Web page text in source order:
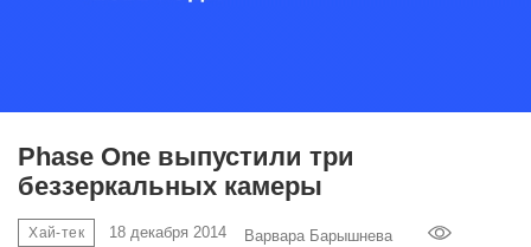
Phase One выпустили три
беззеркальных камеры
Хай-тек 18 декабря 2014 Варвара Барышнева